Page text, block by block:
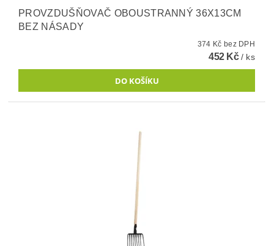
PROVZDUŠŇOVAČ OBOUSTRANNÝ 36X13CM
BEZ NÁSADY
374 Kč bez DPH
452 Kč/ ks